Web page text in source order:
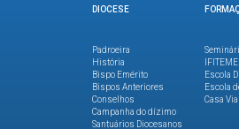
DIOCESE
Padroeira
História
Bispo Emérito
Bispos Anteriores
Conselhos
Campanha do dízimo
Santuários Diocesanos
IFITEME
Escola
Escola
Casa